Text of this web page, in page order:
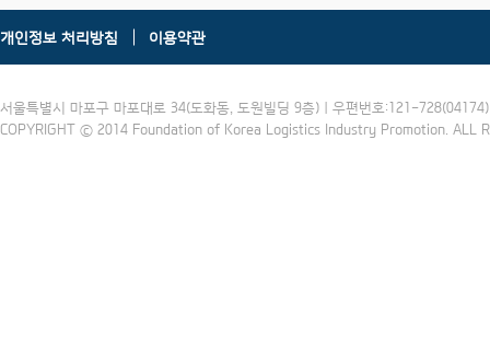
개인정보 처리방침 이용약관
서울특별시 마포구 마포대로 34(도화동, 도원빌딩 9층) | 우편번호:121-
COPYRIGHT ⓒ 2014 Foundation of Korea Logistics Industry Promotion. ALL